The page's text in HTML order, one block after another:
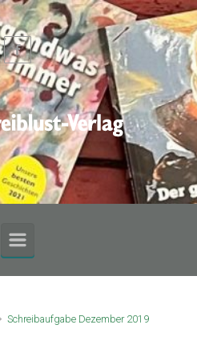
Schreibaufgabe Dezember 2019